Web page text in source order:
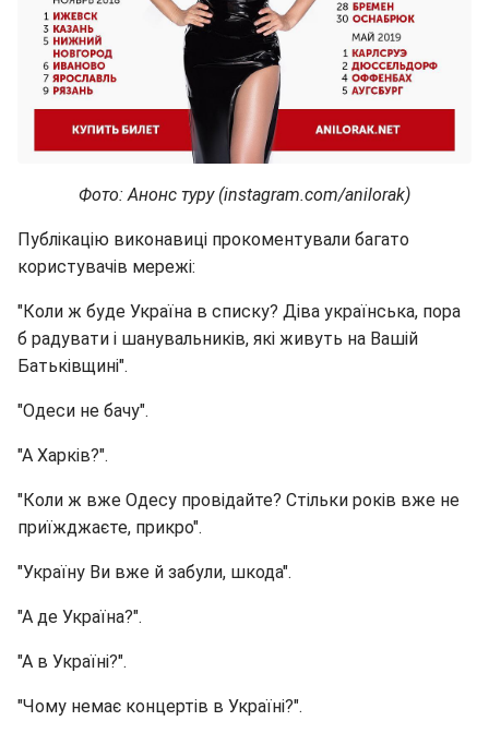
Фото: Анонс туру (instagram.com/anilorak)
Публікацію виконавиці прокоментували багато
користувачів мережі:
"Коли ж буде Україна в списку? Діва українська, пора
б радувати і шанувальників, які живуть на Вашій
Батьківщині".
"Одеси не бачу".
"А Харків?".
"Коли ж вже Одесу провідайте? Стільки років вже не
приїжджаєте, прикро".
"Україну Ви вже й забули, шкода".
"А де Україна?".
"А в Україні?".
"Чому немає концертів в Україні?".